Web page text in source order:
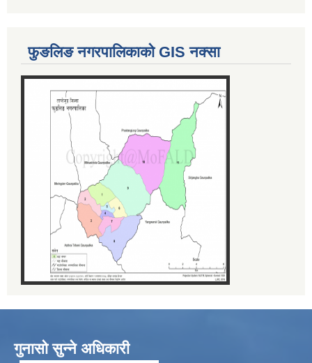
फुङलिङ नगरपालिकाको GIS नक्सा
गुनासो सुन्ने अधिकारी